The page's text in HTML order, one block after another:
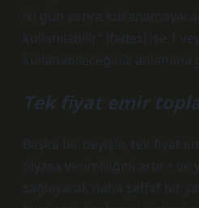
iki gün sonra
kullanılabilir” ifadesi ise 1
kullanabileceğiniz anlamına
Tek fiyat emir
Başka bir deyişle, tek fiyat
piyasa verimliliğini artırır ve
sağlayarak daha şeffaf bir